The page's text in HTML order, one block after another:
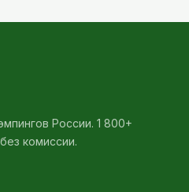
России. 1 800+
комиссии.